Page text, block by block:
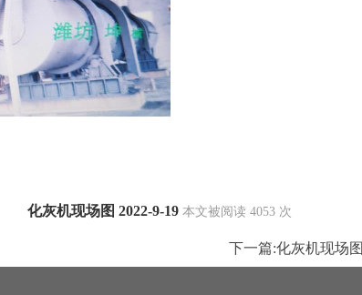
化灰机现场图 2022-9-19 本文被阅读 4053 次
下一篇:化灰机现场图